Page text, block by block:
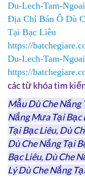
Du-Lech-Tam-
Địa Chỉ Bán Ô Dù
Tại Bạc Liêu
https://
Du-Lech-Tam-
https://
các từ khóa tìm
Mẫu Dù Che Nắng
Nắng Mưa Tại Bạc
Tại Bạc Liêu, Dù
Dù Che Nắng Tại
Bạc Liêu, Dù Che
Lý Dù Che Nắng